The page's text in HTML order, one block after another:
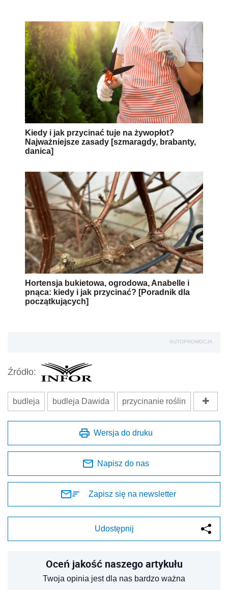
Kiedy i jak przycinać tuje na żywopłot?
Najważniejsze zasady [szmaragdy, brabanty,
danica]
Hortensja bukietowa, ogrodowa, Anabelle i
pnąca: kiedy i jak przycinać? [Poradnik dla
początkujących]
AUTOPROMOCJA
Źródło:
budleja budleja Dawida przycinanie roślin
Wersja do druku
Napisz do nas
Zapisz się na newsletter
Udostępnij
Oceń jakość naszego artykułu
Twoja opinia jest dla nas bardzo ważna